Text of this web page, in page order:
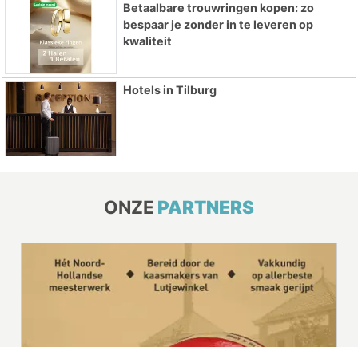
Betaalbare trouwringen kopen: zo
bespaar je zonder in te leveren op
kwaliteit
Hotels in Tilburg
ONZE PARTNERS